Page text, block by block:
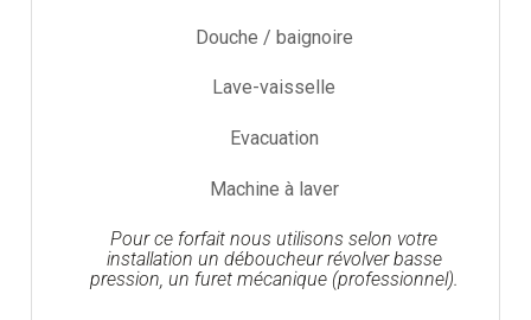
Douche / baignoire
Lave-vaisselle
Evacuation
Machine à laver
Pour ce forfait nous utilisons selon votre
installation un déboucheur révolver basse
pression, un furet mécanique (professionnel).